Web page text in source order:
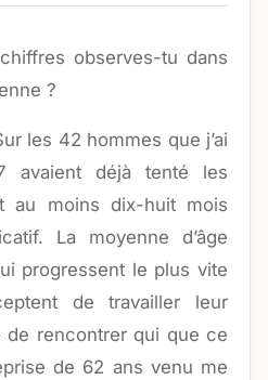
observes-tu dans
?
les 42 hommes que j’ai
avaient déjà tenté les
au moins dix-huit mois
La moyenne d’âge
progressent le plus vite
de travailler leur
de rencontrer qui que ce
de 62 ans venu me